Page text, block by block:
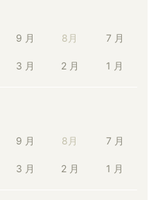
9 月 8月 7 月
3 月 2 月 1 月
9 月 8月 7 月
3 月 2 月 1 月